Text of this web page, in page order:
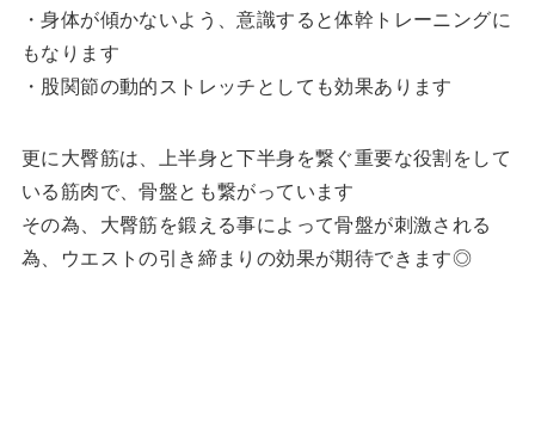
・身体が傾かないよう、意識すると体幹トレーニングに
もなります
・股関節の動的ストレッチとしても効果あります
更に大臀筋は、上半身と下半身を繋ぐ重要な役割をして
いる筋肉で、骨盤とも繋がっています
その為、大臀筋を鍛える事によって骨盤が刺激される
為、ウエストの引き締まりの効果が期待できます◎